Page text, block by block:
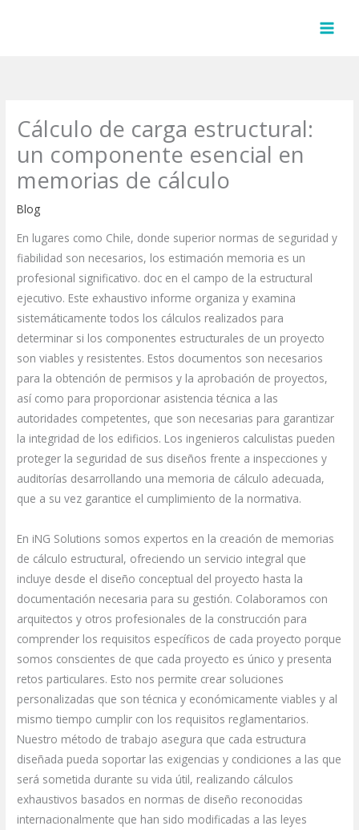
Cálculo de carga estructural:
un componente esencial en
memorias de cálculo
Blog
En lugares como Chile, donde superior normas de seguridad y
fiabilidad son necesarios, los estimación memoria es un
profesional significativo. doc en el campo de la estructural
ejecutivo. Este exhaustivo informe organiza y examina
sistemáticamente todos los cálculos realizados para
determinar si los componentes estructurales de un proyecto
son viables y resistentes. Estos documentos son necesarios
para la obtención de permisos y la aprobación de proyectos,
así como para proporcionar asistencia técnica a las
autoridades competentes, que son necesarias para garantizar
la integridad de los edificios. Los ingenieros calculistas pueden
proteger la seguridad de sus diseños frente a inspecciones y
auditorías desarrollando una memoria de cálculo adecuada,
que a su vez garantice el cumplimiento de la normativa.
En iNG Solutions somos expertos en la creación de memorias
de cálculo estructural, ofreciendo un servicio integral que
incluye desde el diseño conceptual del proyecto hasta la
documentación necesaria para su gestión. Colaboramos con
arquitectos y otros profesionales de la construcción para
comprender los requisitos específicos de cada proyecto porque
somos conscientes de que cada proyecto es único y presenta
retos particulares. Esto nos permite crear soluciones
personalizadas que son técnica y económicamente viables y al
mismo tiempo cumplir con los requisitos reglamentarios.
Nuestro método de trabajo asegura que cada estructura
diseñada pueda soportar las exigencias y condiciones a las que
será sometida durante su vida útil, realizando cálculos
exhaustivos basados en normas de diseño reconocidas
internacionalmente que han sido modificadas a las leyes